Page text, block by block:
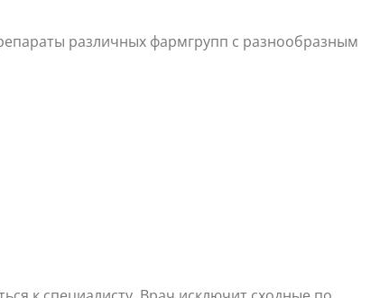
различных фармгрупп с разнообразным